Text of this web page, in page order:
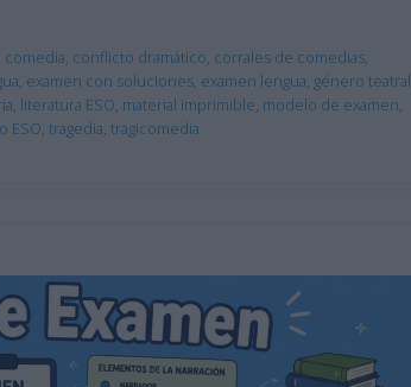
comedia, conflicto dramático, corrales de comedias,
, examen con soluciones, examen lengua, género teatral
, literatura ESO, material imprimible, modelo de examen,
ESO, tragedia, tragicomedia